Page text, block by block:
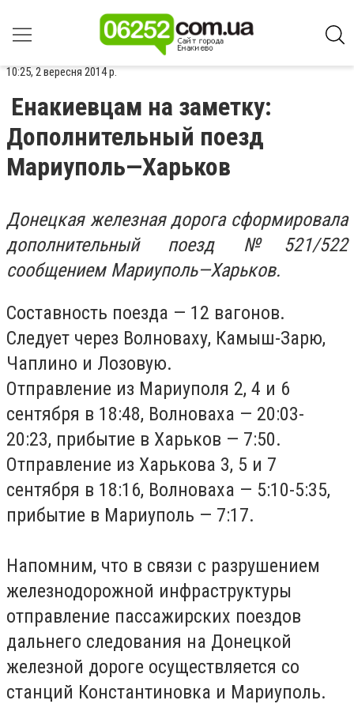
10:25, 2 вересня 2014 р.
Енакиевцам на заметку:
Дополнительный поезд
Мариуполь—Харьков
Донецкая железная дорога сформировала
дополнительный поезд №521/522
сообщением Мариуполь—Харьков.
Составность поезда — 12 вагонов.
Следует через Волноваху, Камыш-Зарю,
Чаплино и Лозовую.
Отправление из Мариуполя 2, 4 и 6
сентября в 18:48, Волноваха — 20:03-
20:23, прибытие в Харьков — 7:50.
Отправление из Харькова 3, 5 и 7
сентября в 18:16, Волноваха — 5:10-5:35,
прибытие в Мариуполь — 7:17.
Напомним, что в связи с разрушением
железнодорожной инфраструктуры
отправление пассажирских поездов
дальнего следования на Донецкой
железной дороге осуществляется со
станций Константиновка и Мариуполь.